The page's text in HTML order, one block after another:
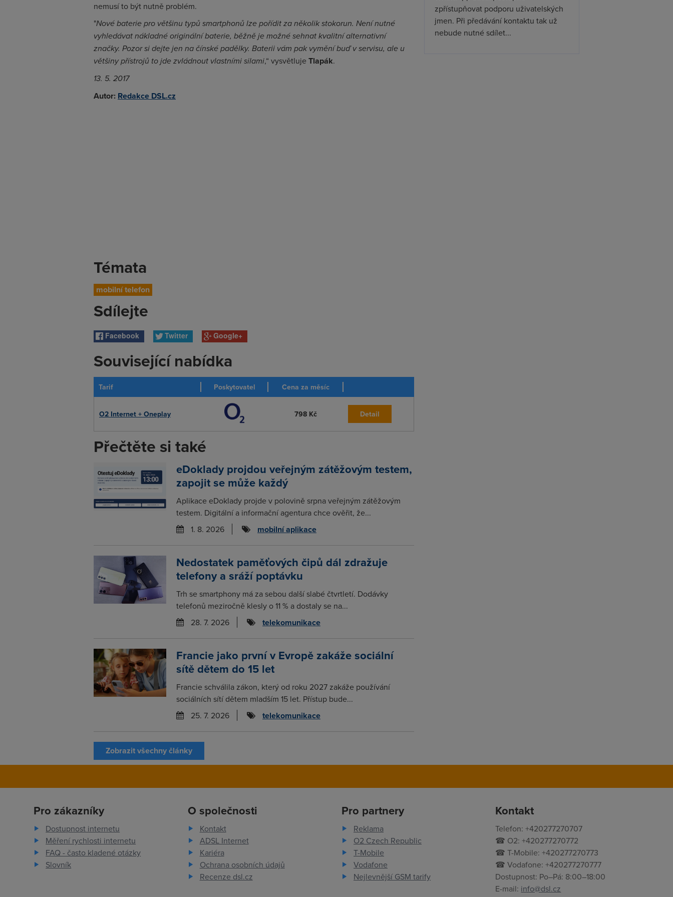
nemusí to být nutně problém.
"Nové baterie pro většinu typů smartphonů lze pořídit za několik stokorun. Není nutné
vyhledávat nákladné originální baterie, běžně je možné sehnat kvalitní alternativní
značky. Pozor si dejte jen na čínské padělky. Baterii vám pak vymění buď v servisu, ale u
většiny přístrojů to jde zvládnout vlastními silami,“ vysvětluje Tlapák.
13. 5. 2017
Autor: Redakce DSL.cz
Témata
mobilní telefon
Sdílejte
Facebook Twitter Google+
Související nabídka
Tarif Poskytovatel Cena za měsíc
O2 Internet + Oneplay 798 Kč Detail
Přečtěte si také
eDoklady projdou veřejným zátěžovým testem,
zapojit se může každý
Aplikace eDoklady projde v polovině srpna veřejným zátěžovým
testem. Digitální a informační agentura chce ověřit, že...
1. 8. 2026
mobilní aplikace
Nedostatek paměťových čipů dál zdražuje
telefony a sráží poptávku
Trh se smartphony má za sebou další slabé čtvrtletí. Dodávky
telefonů meziročně klesly o 11 % a dostaly se na...
28. 7. 2026
telekomunikace
Francie jako první v Evropě zakáže sociální
sítě dětem do 15 let
Francie schválila zákon, který od roku 2027 zakáže používání
sociálních sítí dětem mladším 15 let. Přístup bude...
25. 7. 2026
telekomunikace
Zobrazit všechny články
zpřístupňovat podporu uživatelských
jmen. Při předávání kontaktu tak už
nebude nutné sdílet...
Pro zákazníky
Dostupnost internetu
Měření rychlosti internetu
FAQ - často kladené otázky
Slovník
O společnosti
Kontakt
ADSL Internet
Kariéra
Ochrana osobních údajů
Recenze dsl.cz
Pro partnery
Reklama
O2 Czech Republic
T-Mobile
Vodafone
Nejlevnější GSM tarify
Kontakt
Telefon: +420277270707
☎ O2: +420277270772
☎ T-Mobile: +420277270773
☎ Vodafone: +420277270777
Dostupnost: Po–Pá: 8:00–18:00
E-mail: info@dsl.cz